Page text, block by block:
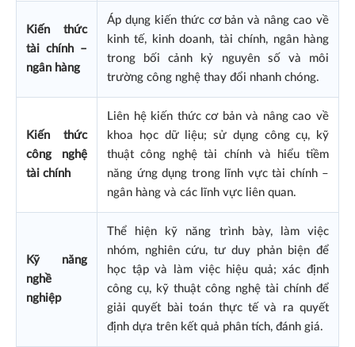
Kiến thức
tài chính –
ngân hàng
Áp dụng kiến thức cơ bản và nâng cao về
kinh tế, kinh doanh, tài chính, ngân hàng
trong bối cảnh kỷ nguyên số và môi
trường công nghệ thay đổi nhanh chóng.
Kiến thức
công nghệ
tài chính
Liên hệ kiến thức cơ bản và nâng cao về
khoa học dữ liệu; sử dụng công cụ, kỹ
thuật công nghệ tài chính và hiểu tiềm
năng ứng dụng trong lĩnh vực tài chính –
ngân hàng và các lĩnh vực liên quan.
Kỹ năng
nghề
nghiệp
Thể hiện kỹ năng trình bày, làm việc
nhóm, nghiên cứu, tư duy phản biện để
học tập và làm việc hiệu quả; xác định
công cụ, kỹ thuật công nghệ tài chính để
giải quyết bài toán thực tế và ra quyết
định dựa trên kết quả phân tích, đánh giá.